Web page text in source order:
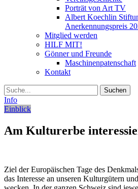
Porträt von Art TV
Albert Koechlin
Anerkennungspreis
Mitglied werden
HILF MIT!
Gönner und Freunde
Maschinenpatenschaft
Kontakt
Suche
Info
Einblick
Am Kulturerbe
Ziel der Europäischen Tage des
das Interesse an unseren Kulturgütern